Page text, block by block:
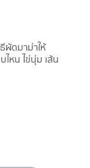
ผัดมาม่าให้
ไหน ไข่นุ่ม เส้น